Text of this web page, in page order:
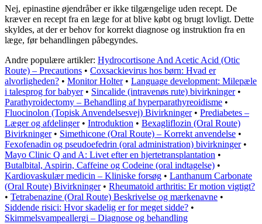
Nej, epinastine øjendråber er ikke tilgængelige uden recept. De
kræver en recept fra en læge for at blive købt og brugt lovligt. Dette
skyldes, at der er behov for korrekt diagnose og instruktion fra en
læge, før behandlingen påbegyndes.
Andre populære artikler: Hydrocortisone And Acetic Acid (Otic
Route) – Precautions • Coxsackievirus hos børn: Hvad er
alvorligheden? • Monitor Holter• Language development: Milepæle
i talesprog for babyer• Sincalide (intravenøs rute) bivirkninger•
Parathyroidectomy – Behandling af hyperparathyreoidisme •
Fluocinolon (Topisk Anvendelsesvej) Bivirkninger• Prediabetes –
Læger og afdelinger• Introduktion • Bexagliflozin (Oral Route)
Bivirkninger• Simethicone (Oral Route) – Korrekt anvendelse •
Fexofenadin og pseudoefedrin (oral administration) bivirkninger•
Mayo Clinic Q and A: Livet efter en hjertetransplantation •
Butalbital, Aspirin, Caffeine og Codeine (oral indtagelse) •
Kardiovaskulær medicin – Kliniske forsøg • Lanthanum Carbonate
(Oral Route) Bivirkninger• Rheumatoid arthritis: Er motion vigtigt?
• Tetrabenazine (Oral Route) Beskrivelse og mærkenavne •
Siddende risici: Hvor skadelig er for meget sidde? •
Skimmelsvampeallergi – Diagnose og behandling